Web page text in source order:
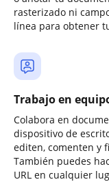
rasterizado ni
línea para obtener
Trabajo en
Colabora en
dispositivo de
editen, comenten y
También puedes
URL en cualquier